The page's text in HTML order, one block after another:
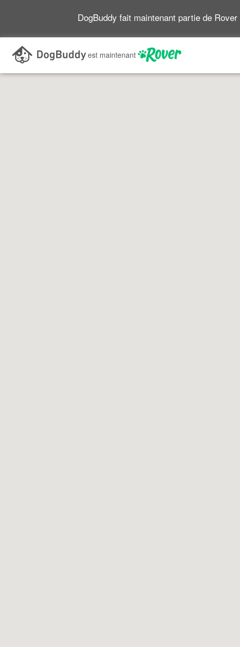
DogBuddy fait maintenant partie de
est maintenant
Recherchez en vous déplaçant sur la carte